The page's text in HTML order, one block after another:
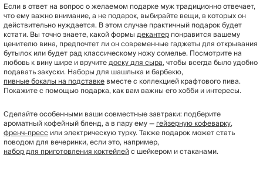
Если в ответ на вопрос о желаемом подарке муж традиционно отвечает,
что ему важно внимание, а не подарок, выбирайте вещи, в которых он
действительно нуждается. В этом случае практичный подарок будет
кстати. Вы точно знаете, какой формыдекантерпонравится вашему
ценителю вина, предпочтет ли он современные гаджеты для открывания
бутылок или будет рад классическому ножу сомелье. Посмотрите на
любовь к вину шире и вручитедоску для сыра, чтобы всегда было удобно
подавать закуски. Наборы для шашлыка и барбекю,
пивные бокалы на подставкевместе с коллекцией крафтового пива.
Покажите с помощью подарка, как вам важны его хобби и интересы.
Сделайте особенными ваши совместные завтраки: подберите
ароматный кофейный бленд, а в пару ему —гейзерную кофеварку,
френч-прессили электрическую турку. Также подарок может стать
поводом для вечеринки, если это, например,
набор для приготовления коктейлейс шейкером и стаканами.